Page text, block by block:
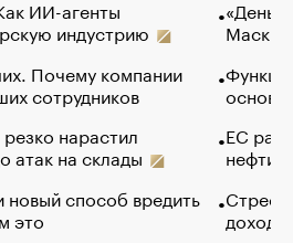
ИИ-агенты
индустрию
Почему компании
сотрудников
нарастил
атак на склады
новый способ вредить
это
Маск в
основ
ЕС
нефти